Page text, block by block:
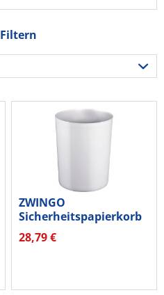
Filtern
ZWINGO
Sicherheitspapierkorb
Z1100482 13l rund...
28,79 €